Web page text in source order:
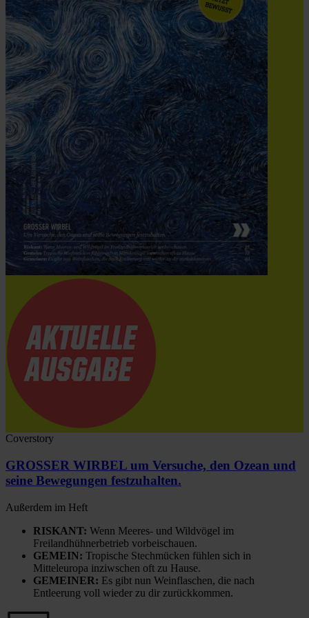
Coverstory
GROSSER WIRBEL um Versuche, den Ozean und
seine Bewegungen festzuhalten.
Außerdem im Heft
RISKANT: Wenn Meeres- und Wildvögel im
Freilandhühnerbetrieb vorbeischauen.
GEMEIN: Tropische Stechmücken fühlen sich in
Mitteleuropa inziwschen oft zu Hause.
GEMEINER: Es gibt nun Weinflaschen, die nach
Entleerung voll wieder zu dir zurückkommen.